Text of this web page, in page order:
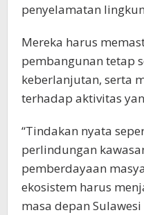
penyelamatan
Mereka harus
pembangunan tetap
keberlanjutan, serta
terhadap aktivitas
“Tindakan nyata
perlindungan
pemberdayaan
ekosistem harus
masa depan